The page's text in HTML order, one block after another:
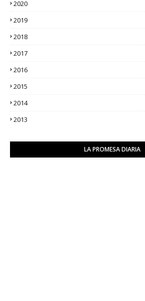
2020
2019
2018
2017
2016
2015
2014
2013
LA PROMESA DIARIA